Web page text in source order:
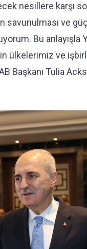
nesillere karşı
savunulması ve
Bu anlayışla
ülkelerimiz ve
Başkanı Tulia